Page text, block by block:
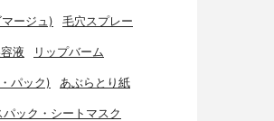
ージュ) 毛穴スプレー
液 リップバーム
パック) あぶらとり紙
パック・シートマスク